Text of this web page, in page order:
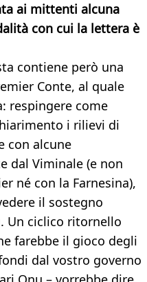
ai mittenti alcuna
con cui la lettera è
contiene però una
Conte, al quale
respingere come
i rilievi di
con alcune
dal Viminale (e non
né con la Farnesina),
il sostegno
Un ciclico ritornello
farebbe il gioco degli
dal vostro governo